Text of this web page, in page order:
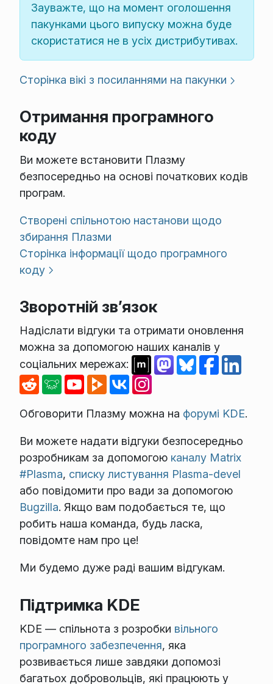
Зауважте, що на момент оголошення
пакунками цього випуску можна буде
скористатися не в усіх дистрибутивах.
Сторінка вікі з посиланнями на пакунки
Отримання програмного
коду
Ви можете встановити Плазму
безпосередньо на основі початкових кодів
програм.
Створені спільнотою настанови щодо
збирання Плазми
Сторінка інформації щодо програмного
коду
Зворотній зв’язок
Надіслати відгуки та отримати оновлення
можна за допомогою наших каналів у
соціальних мережах:
Обговорити Плазму можна на форумі KDE.
Ви можете надати відгуки безпосередньо
розробникам за допомогою каналу Matrix
#Plasma, списку листування Plasma-devel
або повідомити про вади за допомогою
Bugzilla. Якщо вам подобається те, що
робить наша команда, будь ласка,
повідомте нам про це!
Ми будемо дуже раді вашим відгукам.
Підтримка KDE
KDE — спільнота з розробки вільного
програмного забезпечення, яка
розвивається лише завдяки допомозі
багатьох добровольців, які працюють у